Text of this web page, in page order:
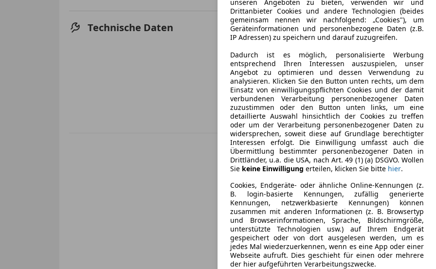
Technische Daten Leistung
85 kW
Getriebe
Hubraum
1 968 cm³
Gänge
7
Zylinder
4
Leergewicht
1 450 kg
unseren Angeboten zu bieten, verwenden wir und
Drittanbieter Cookies und andere Technologien (beides
gemeinsam nennen wir nachfolgend: „Cookies"), um
Geräteinformationen und personenbezogene Daten (z.B.
IP Adressen) zu speichern und darauf zuzugreifen.
Dadurch ist es möglich, personalisierte Werbung
entsprechend Ihren Interessen auszuspielen, unser
Angebot zu optimieren und dessen Verwendung zu
analysieren. Klicken Sie den Button unten rechts, um dem
Einsatz von einwilligungspflichten Cookies und der damit
verbundenen Verarbeitung personenbezogener Daten
zuzustimmen oder den Button unten links, um eine
detaillierte Auswahl hinsichtlich der Cookies zu treffen
oder um der Verarbeitung personenbezogener Daten zu
widersprechen, soweit diese auf Grundlage berechtigter
Interessen erfolgt. Die Einwilligung umfasst auch die
Übermittlung bestimmter personenbezogener Daten in
Drittländer, u.a. die USA, nach Art. 49 (1) (a) DSGVO. Wollen
Sie keine Einwilligung erteilen, klicken Sie bitte hier.
Cookies, Endgeräte- oder ähnliche Online-Kennungen (z.
B. login-basierte Kennungen, zufällig generierte
Kennungen, netzwerkbasierte Kennungen) können
zusammen mit anderen Informationen (z. B. Browsertyp
und Browserinformationen, Sprache, Bildschirmgröße,
unterstützte Technologien usw.) auf Ihrem Endgerät
gespeichert oder von dort ausgelesen werden, um es
jedes Mal wiederzuerkennen, wenn es eine App oder einer
Webseite aufruft. Dies geschieht für einen oder mehrere
der hier aufgeführten Verarbeitungszwecke.